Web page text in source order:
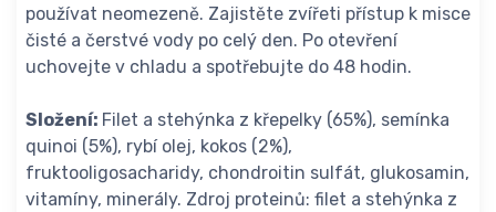
používat neomezeně. Zajistěte zvířeti přístup k misce
čisté a čerstvé vody po celý den. Po otevření
uchovejte v chladu a spotřebujte do 48 hodin.
Složení: Filet a stehýnka z křepelky (65%), semínka
quinoi (5%), rybí olej, kokos (2%),
fruktooligosacharidy, chondroitin sulfát, glukosamin,
vitamíny, minerály. Zdroj proteinů: filet a stehýnka z